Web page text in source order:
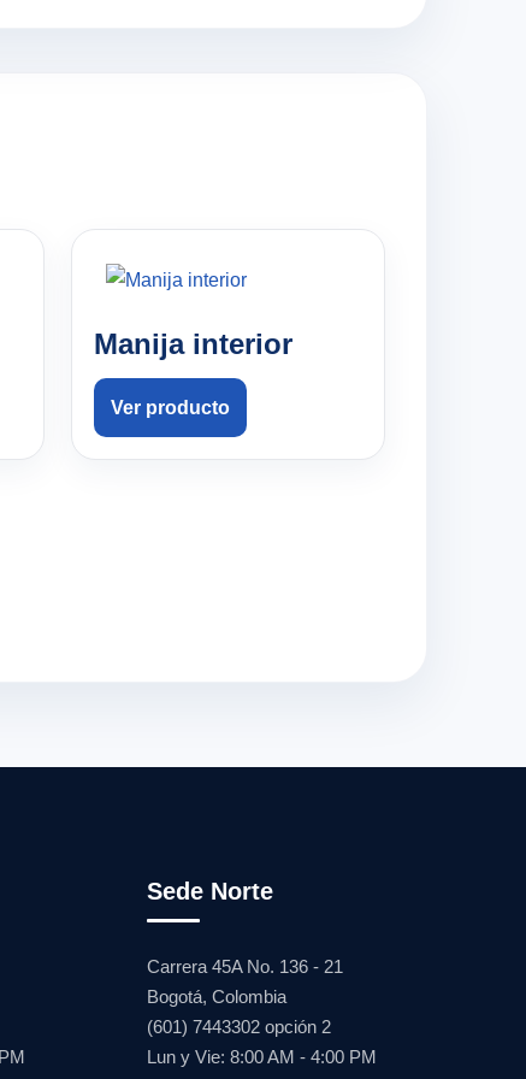
Manija interior
Ver producto
Sede Norte
Carrera 45A No. 136 - 21
Bogotá, Colombia
(601) 7443302 opción 2
Lun y Vie: 8:00 AM - 4:00 PM